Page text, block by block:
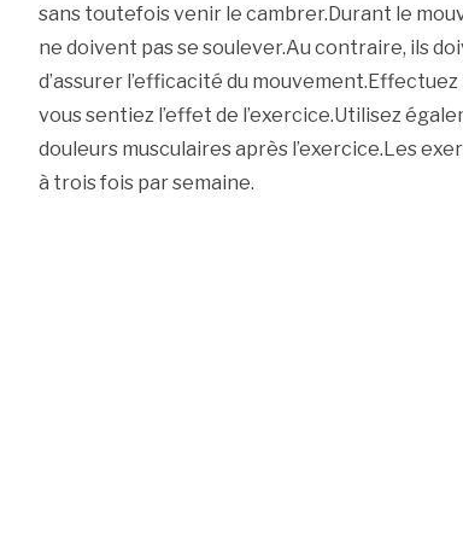
sans toutefois venir le cambrer.Durant le
ne doivent pas se soulever.Au contraire, ils
d’assurer l’efficacité du
vous sentiez l’effet de l’exercice.Utilisez
douleurs musculaires après l’exercice.Les
à trois fois par semaine.